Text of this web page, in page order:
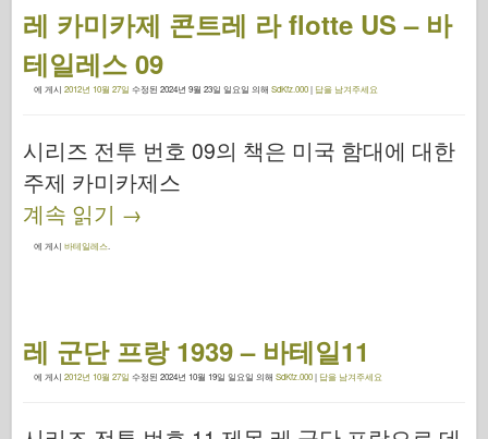
레 카미카제 콘트레 라 flotte US – 바
테일레스 09
에 게시 2012년 10월 27일 수정된 2024년 9월 23일 일요일 의해 SdKfz.000| 답을 남겨주세요
시리즈 전투 번호 09의 책은 미국 함대에 대한
주제 카미카제스
계속 읽기 →
에 게시 바테일레스
레 군단 프랑 1939 – 바테일11
에 게시 2012년 10월 27일 수정된 2024년 10월 19일 일요일 의해 SdKfz.000| 답을 남겨주세요